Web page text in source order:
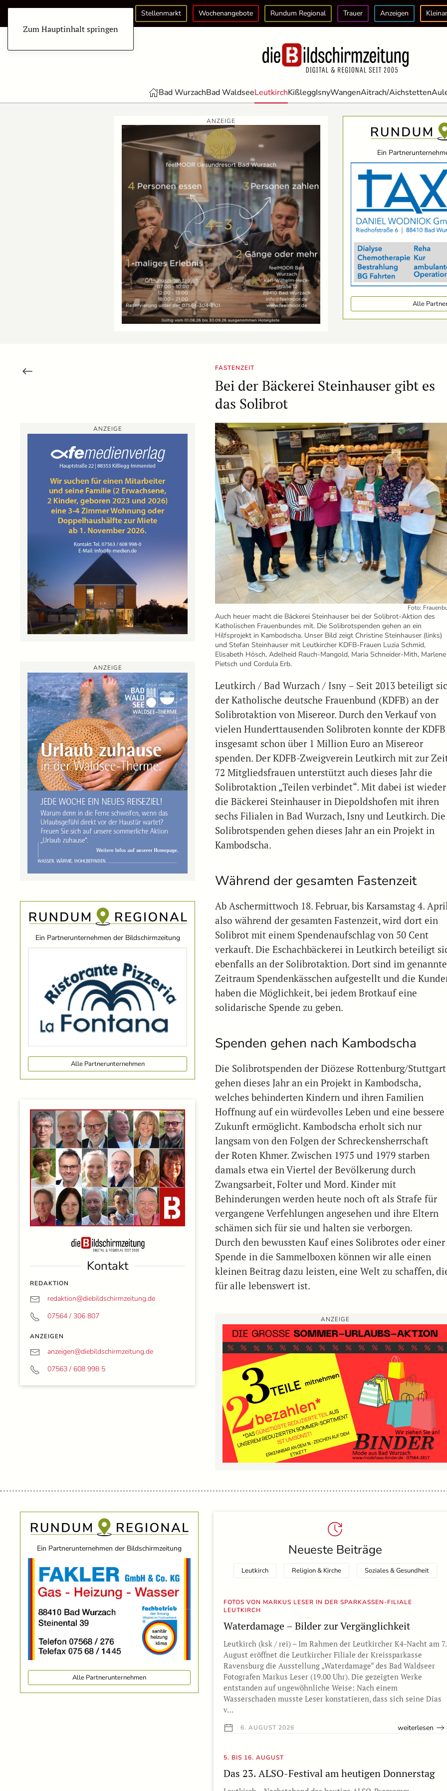
Zum Hauptinhalt springen
Stellenmarkt Wochenangebote Rundum Regional Trauer Anzeigen
Bad WurzachBad WaldseeLeutkirchKißleggIsnyWangenAitrach/Aichstetten
ANZEIGE
Ein
Alle
FASTENZEIT
Bei der Bäckerei Steinhauser gibt es
das Solibrot
ANZEIGE
ANZEIGE
Ein Partnerunternehmen der Bildschirmzeitung
Alle Partnerunternehmen
Kontakt
REDAKTION
redaktion@diebildschirmzeitung.de
07564 / 306 807
ANZEIGEN
anzeigen@diebildschirmzeitung.de
07563 / 608 998 5
Foto:
Auch heuer macht die Bäckerei Steinhauser bei der Solibrot-Aktion des
Katholischen Frauenbundes mit. Die Solibrotspenden gehen an ein
Hilfsprojekt in Kambodscha. Unser Bild zeigt Christine Steinhauser (links)
und Stefan Steinhauser mit Leutkircher KDFB-Frauen Luzia Schmid,
Elisabeth Hösch, Adelheid Rauch-Mangold, Maria Schneider-Mith, Marlene
Pietsch und Cordula Erb.
Leutkirch / Bad Wurzach / Isny – Seit 2013 beteiligt
der Katholische deutsche Frauenbund (KDFB) an der
Solibrotaktion von Misereor. Durch den Verkauf von
vielen Hunderttausenden Solibroten konnte der KDFB
insgesamt schon über 1 Million Euro an Misereor
spenden. Der KDFB-Zweigverein Leutkirch mit zur
72 Mitgliedsfrauen unterstützt auch dieses Jahr die
Solibrotaktion „Teilen verbindet“. Mit dabei ist wieder
die Bäckerei Steinhauser in Diepoldshofen mit ihren
sechs Filialen in Bad Wurzach, Isny und Leutkirch. Die
Solibrotspenden gehen dieses Jahr an ein Projekt in
Kambodscha.
Während der gesamten Fastenzeit
Ab Aschermittwoch 18. Februar, bis Karsamstag 4.
also während der gesamten Fastenzeit, wird dort ein
Solibrot mit einem Spendenaufschlag von 50 Cent
verkauft. Die Eschachbäckerei in Leutkirch beteiligt
ebenfalls an der Solibrotaktion. Dort sind im
Zeitraum Spendenkässchen aufgestellt und die
haben die Möglichkeit, bei jedem Brotkauf eine
solidarische Spende zu geben.
Spenden gehen nach Kambodscha
Die Solibrotspenden der Diözese Rottenburg/Stuttgart
gehen dieses Jahr an ein Projekt in Kambodscha,
welches behinderten Kindern und ihren Familien
Hoffnung auf ein würdevolles Leben und eine bessere
Zukunft ermöglicht. Kambodscha erholt sich nur
langsam von den Folgen der Schreckensherrschaft
der Roten Khmer. Zwischen 1975 und 1979 starben
damals etwa ein Viertel der Bevölkerung durch
Zwangsarbeit, Folter und Mord. Kinder mit
Behinderungen werden heute noch oft als Strafe für
vergangene Verfehlungen angesehen und ihre Eltern
schämen sich für sie und halten sie verborgen.
Durch den bewussten Kauf eines Solibrotes oder einer
Spende in die Sammelboxen können wir alle einen
kleinen Beitrag dazu leisten, eine Welt zu schaffen,
für alle lebenswert ist.
ANZEIGE
Neueste Beiträge
Leutkirch Religion & Kirche Soziales & Gesundheit
FOTOS VON MARKUS LESER IN DER SPARKASSEN-FILIALE
LEUTKIRCH
Waterdamage – Bilder zur Vergänglichkeit
Leutkirch (ksk / rei) – Im Rahmen der Leutkircher K4-Nacht am 7.
August eröffnet die Leutkircher Filiale der Kreissparkasse
Ravensburg die Ausstellung „Waterdamage“ des Bad Waldseer
Fotografen Markus Leser (19.00 Uhr). Die gezeigten Werke
entstanden auf ungewöhnliche Weise: Nach einem
Wasserschaden musste Leser konstatieren, dass sich seine Dias
v…
6. AUGUST 2026 weiterlesen
5. BIS 16. AUGUST
Das 23. ALSO-Festival am heutigen Donnerstag
Ein Partnerunternehmen der Bildschirmzeitung
Alle Partnerunternehmen